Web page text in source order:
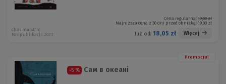
Cena regularna: 19,00 zł
Najniższa cena z 30 dni przed obniżką: 19,00 zł
Już od: 18,05 zł Więcej
chas maistriv
Rok publikacji: 2022
Promocja!
-5 % Сам в океані